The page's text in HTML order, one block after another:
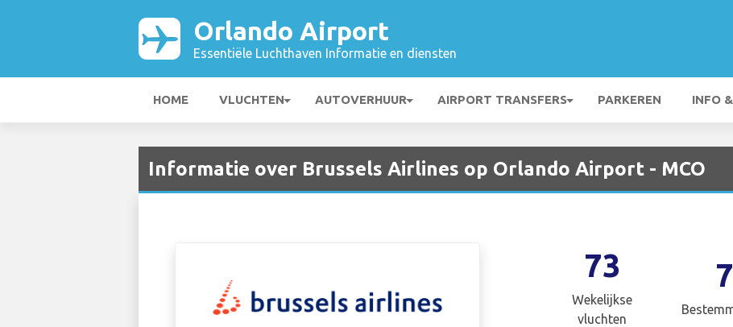
Orlando Airport
Essentiële Luchthaven Informatie en diensten
HOME VLUCHTEN AUTOVERHUUR AIRPORT TRANSFERS PARKEREN INFO
Informatie over Brussels Airlines op Orlando Airport - MCO
73
Wekelijkse
vluchten
7